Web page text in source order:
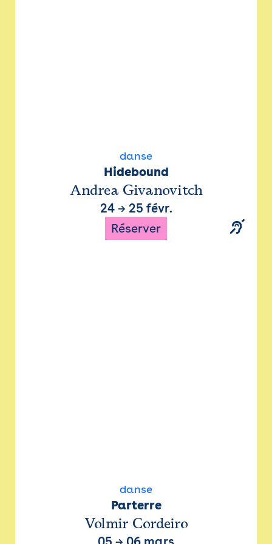
danse
Hidebound
Andrea Givanovitch
24→ 25 févr.
Réserver
danse
Parterre
Volmir Cordeiro